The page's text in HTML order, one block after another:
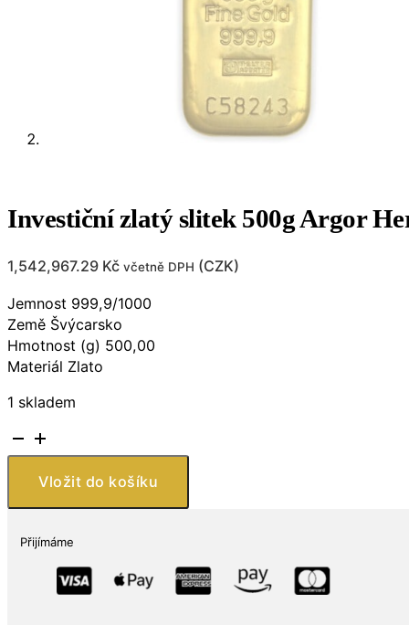
Investiční zlatý slitek 500g Argor
1,542,967.29 Kč včetně DPH (CZK)
Jemnost 999,9/1000
Země Švýcarsko
Hmotnost (g) 500,00
Materiál Zlato
1 skladem
Investiční
zlatý
slitek
Heraeus
Švýcarsko
Vložit do košíku
Přijímáme